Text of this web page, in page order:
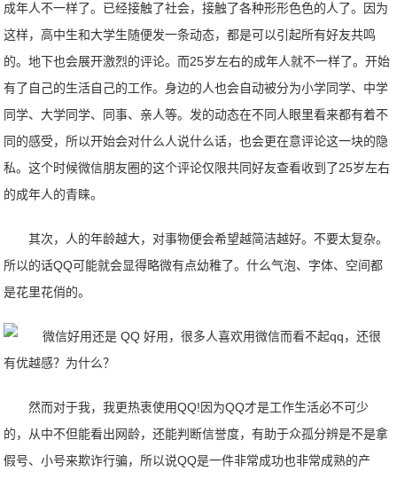
成年人不一样了。已经接触了社会，接触了各种形形色色的人了。因为
这样，高中生和大学生随便发一条动态，都是可以引起所有好友共鸣
的。地下也会展开激烈的评论。而25岁左右的成年人就不一样了。开始
有了自己的生活自己的工作。身边的人也会自动被分为小学同学、中学
同学、大学同学、同事、亲人等。发的动态在不同人眼里看来都有着不
同的感受，所以开始会对什么人说什么话，也会更在意评论这一块的隐
私。这个时候微信朋友圈的这个评论仅限共同好友查看收到了25岁左右
的成年人的青睐。
其次，人的年龄越大，对事物便会希望越简洁越好。不要太复杂。
所以的话QQ可能就会显得略微有点幼稚了。什么气泡、字体、空间都
是花里花俏的。
然而对于我，我更热衷使用QQ!因为QQ才是工作生活必不可少
的，从中不但能看出网龄，还能判断信誉度，有助于众孤分辨是不是拿
假号、小号来欺诈行骗，所以说QQ是一件非常成功也非常成熟的产